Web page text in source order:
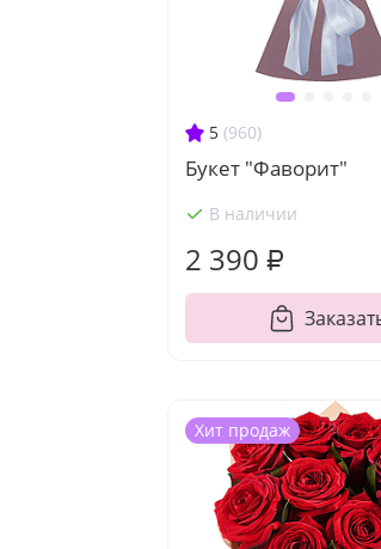
5 (960)
Букет "Фаворит"
В наличии
2 390 ₽
Хит продаж